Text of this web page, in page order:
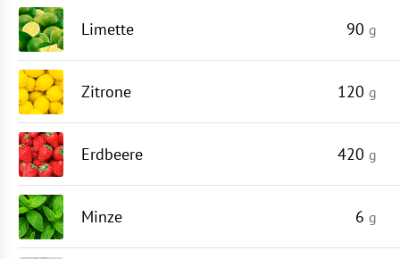
Limette 90 g
Zitrone 120 g
Erdbeere 420 g
Minze 6 g